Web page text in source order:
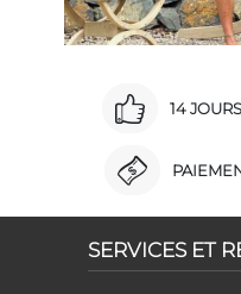
14
SERVICES ET